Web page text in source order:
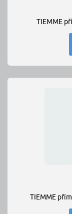
TIEMME
TIEMME